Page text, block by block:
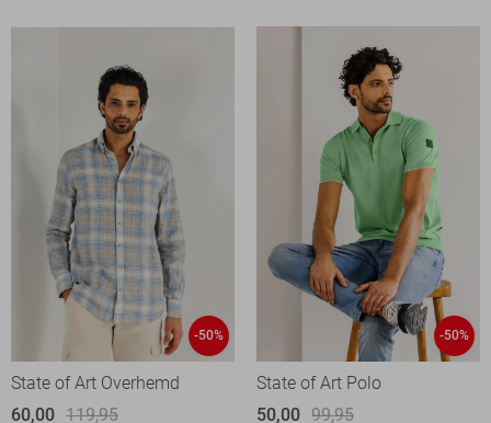
-50%
State of Art Overhemd
60,00 119,95
-50%
State of Art Polo
50,00 99,95